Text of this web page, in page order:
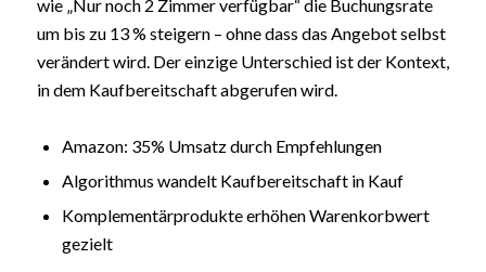
wie „Nur noch 2 Zimmer verfügbar“ die Buchungsrate
um bis zu 13 % steigern – ohne dass das Angebot selbst
verändert wird. Der einzige Unterschied ist der Kontext,
in dem Kaufbereitschaft abgerufen wird.
Amazon: 35% Umsatz durch Empfehlungen
Algorithmus wandelt Kaufbereitschaft in Kauf
Komplementärprodukte erhöhen Warenkorbwert
gezielt